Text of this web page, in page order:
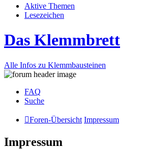
Aktive Themen
Lesezeichen
Das Klemmbrett
Alle Infos zu Klemmbausteinen
FAQ
Suche
Foren-Übersicht Impressum
Impressum